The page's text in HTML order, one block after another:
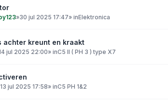
»30 jul 2025 17:47» inElektronica
achter kreunt en kraakt
jul 2025 22:00» inC5 II ( PH 3 ) type X7
13 jul 2025 17:58» inC5 PH 1&2